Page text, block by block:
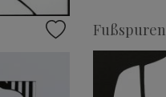
Fußspuren